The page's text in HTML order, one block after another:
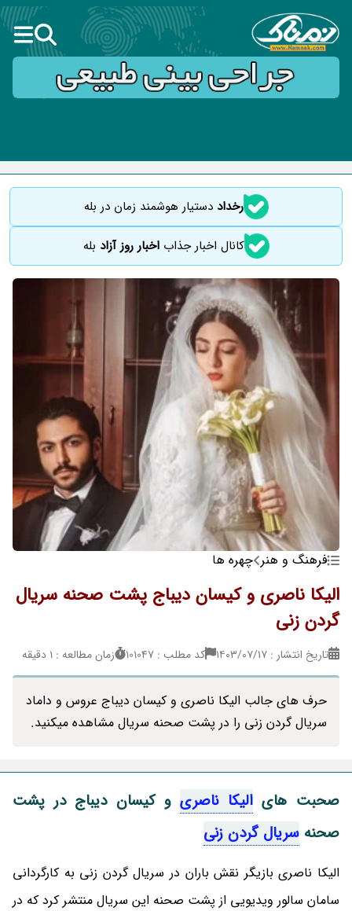
رخداددستیار هوشمند زمان در بله
کانال اخبار جذاباخبار روز آزاد بله
فرهنگ و هنر چهره ها
الیکا ناصری و کیسان دیباج پشت صحنه سریال
گردن زنی
تاریخ انتشار : ۱۴۰۳/۰۷/۱۷ کد مطلب : 101047 زمان مطالعه : 1 دقیقه
حرف های جالب الیکا ناصری و کیسان دیباج عروس و داماد
سریال گردن زنی را در پشت صحنه سریال مشاهده میکنید.
صحبت هایالیکا ناصریو کیسان دیباج در پشت
صحنه سریال گردن زنی
الیکا ناصری بازیگر نقش باران در سریال گردن زنی به کارگردانی
سامان سالور ویدیویی از پشت صحنه این سریال منتشر کرد که در